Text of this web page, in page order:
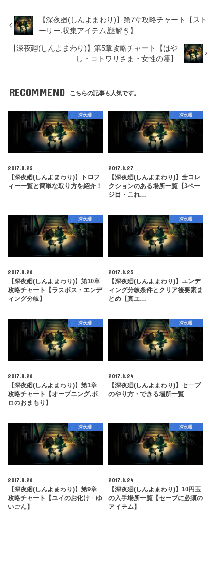
【深夜廻(しんよまわり)】第7章攻略チャート【スト
ーリー,収集アイテム,謎解き】
【深夜廻(しんよまわり)】第5章攻略チャート【はや
し・コトワリさま・女性の霊】
RECOMMEND こちらの記事も人気です。
深夜廻
2017.8.25
【深夜廻(しんよまわり)】トロフ
ィー一覧と簡単な取り方を紹介！
深夜廻
2017.8.27
【深夜廻(しんよまわり)】全コレ
クションのある場所一覧【3ペー
ジ目・これ…
深夜廻
2017.8.20
【深夜廻(しんよまわり)】第10章
攻略チャート【ラスボス・エンデ
ィング分岐】
深夜廻
2017.8.25
【深夜廻(しんよまわり)】エンデ
ィング分岐条件とクリア後要素ま
とめ【真エ…
深夜廻
2017.8.20
【深夜廻(しんよまわり)】第1章
攻略チャート【オープニング,ボ
ロのおまもり】
深夜廻
2017.8.24
【深夜廻(しんよまわり)】セーブ
のやり方・できる場所一覧
深夜廻
2017.8.20
【深夜廻(しんよまわり)】第9章
攻略チャート【ユイのお化け・ゆ
いごん】
深夜廻
2017.8.24
【深夜廻(しんよまわり)】10円玉
の入手場所一覧【セーブに必須の
アイテム】